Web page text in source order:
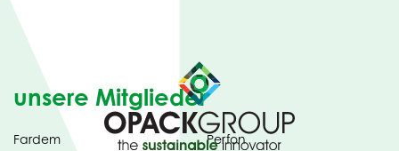
unsere Mitglieder
Fardem
Perfon